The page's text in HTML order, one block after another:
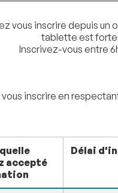
vous inscrire depuis un
tablette est
Inscrivez-vous entre
inscrire en
accepté
Délai